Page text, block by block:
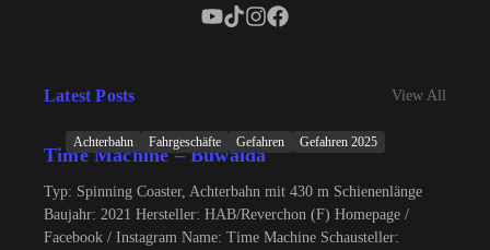
Latest Posts View All
Achterbahn Fahrgeschäfte Gefahren Gefahren 2025
Time Machine – Buwalda
Typ: Spinning Coaster, Achterbahn mit 430 m Schienenlänge
Baujahr: 2021 Hersteller: HAB/Reverchon (F) Homepage /
Facebook / Instagram Name: Time Machine Schausteller: